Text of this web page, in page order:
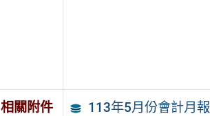
相關附件 113年5月份會計月報